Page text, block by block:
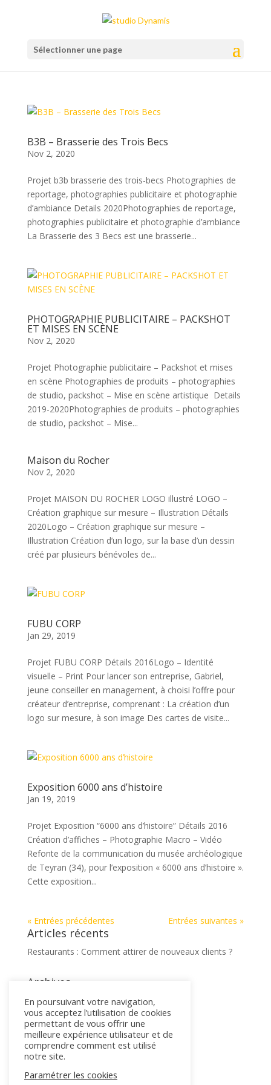
Sélectionner une page
B3B – Brasserie des Trois Becs
Nov 2, 2020
Projet b3b brasserie des trois-becs Photographies de
reportage, photographies publicitaire et photographie
d’ambiance Details 2020Photographies de reportage,
photographies publicitaire et photographie d’ambiance
La Brasserie des 3 Becs est une brasserie...
PHOTOGRAPHIE PUBLICITAIRE – PACKSHOT
ET MISES EN SCÈNE
Nov 2, 2020
Projet Photographie publicitaire – Packshot et mises
en scène Photographies de produits – photographies
de studio, packshot – Mise en scène artistique Details
2019-2020Photographies de produits – photographies
de studio, packshot – Mise...
Maison du Rocher
Nov 2, 2020
Projet MAISON DU ROCHER LOGO illustré LOGO –
Création graphique sur mesure – Illustration Détails
2020Logo – Création graphique sur mesure –
Illustration Création d’un logo, sur la base d’un dessin
créé par plusieurs bénévoles de...
FUBU CORP
Jan 29, 2019
Projet FUBU CORP Détails 2016Logo – Identité
visuelle – Print Pour lancer son entreprise, Gabriel,
jeune conseiller en management, à choisi l’offre pour
créateur d’entreprise, comprenant : La création d’un
logo sur mesure, à son image Des cartes de visite...
Exposition 6000 ans d’histoire
Jan 19, 2019
Projet Exposition “6000 ans d’histoire” Détails 2016
Création d’affiches – Photographie Macro – Vidéo
Refonte de la communication du musée archéologique
de Teyran (34), pour l’exposition « 6000 ans d’histoire ».
Cette exposition...
« Entrées précédentes Entrées suivantes »
Articles récents
Restaurants : Comment attirer de nouveaux clients ?
Archives
mai 2019
Catégories
Coup de pouce
En poursuivant votre navigation,
vous acceptez l’utilisation de cookies
permettant de vous offrir une
meilleure expérience utilisateur et de
comprendre comment est utilisé
notre site.
Paramétrer les cookies